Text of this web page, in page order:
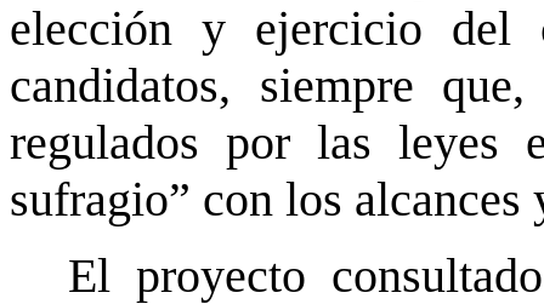
elección y ejercicio del
candidatos, siempre
regulados por las leyes
sufragio” con los alcances
El proyecto